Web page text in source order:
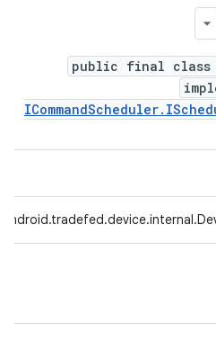
public final class